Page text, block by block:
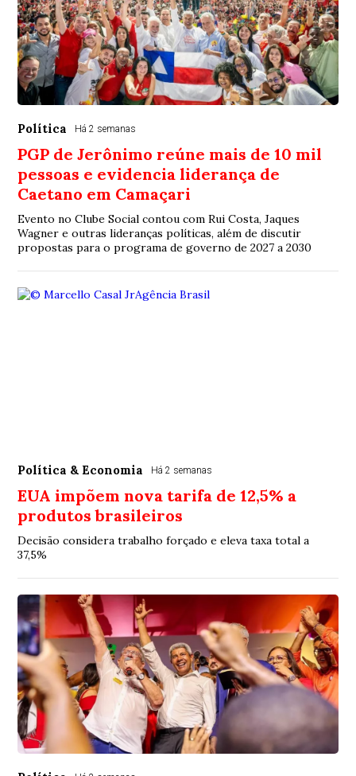
Política Há 2 semanas
PGP de Jerônimo reúne mais de 10 mil
pessoas e evidencia liderança de
Caetano em Camaçari
Evento no Clube Social contou com Rui Costa, Jaques
Wagner e outras lideranças políticas, além de discutir
propostas para o programa de governo de 2027 a 2030
Política & Economia Há 2 semanas
EUA impõem nova tarifa de 12,5% a
produtos brasileiros
Decisão considera trabalho forçado e eleva taxa total a
37,5%